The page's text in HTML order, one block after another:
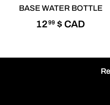
BASE WATER BOTTLE
1299 $ CAD